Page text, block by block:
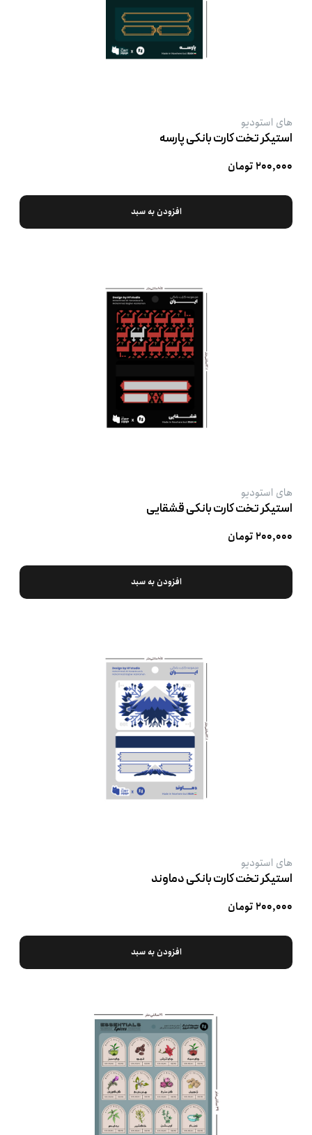
های استودیو
استیکر تخت کارت بانکی پارسه
۲۰۰,۰۰۰ تومان
افزودن به سبد
های استودیو
استیکر تخت کارت بانکی قشقایی
۲۰۰,۰۰۰ تومان
افزودن به سبد
های استودیو
استیکر تخت کارت بانکی دماوند
۲۰۰,۰۰۰ تومان
افزودن به سبد